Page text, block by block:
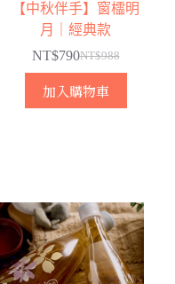
【中秋伴手】窗櫺明
月｜經典款
NT$988
始
價
NT$790
前
價
加入購物車